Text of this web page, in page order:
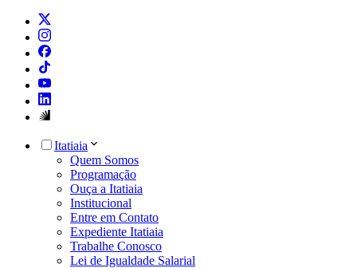
Itatiaia
Quem Somos
Programação
Ouça a Itatiaia
Institucional
Entre em Contato
Expediente Itatiaia
Trabalhe Conosco
Lei de Igualdade Salarial